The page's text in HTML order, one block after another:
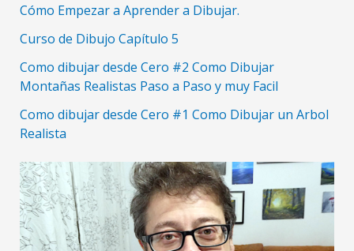
Cómo Empezar a Aprender a Dibujar.
Curso de Dibujo Capítulo 5
Como dibujar desde Cero #2 Como Dibujar
Montañas Realistas Paso a Paso y muy Facil
Como dibujar desde Cero #1 Como Dibujar un Arbol
Realista